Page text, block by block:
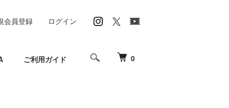
0
ご利用ガイド
会員登録 ログイン